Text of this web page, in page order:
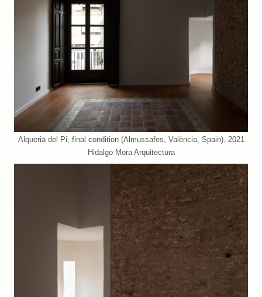
Alqueria del Pi, final condition (Almussafes, València, Spain). 2021
Hidalgo Mora Arquitectura